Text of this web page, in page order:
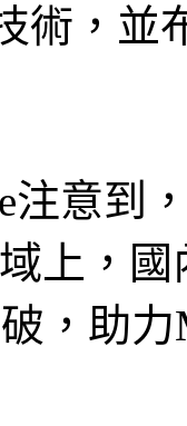
術，並
注意到
上，
，助